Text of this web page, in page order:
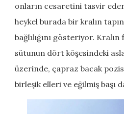
onların cesaretini tasvir
heykel burada bir kralın
bağlılığını gösteriyor.
sütunun dört köşesindeki
üzerinde, çapraz bacak
birleşik elleri ve eğilmiş başı